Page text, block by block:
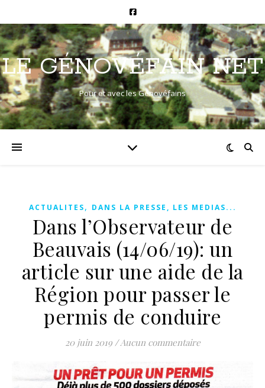
LE GÉNOVÉFAIN NET
Pour et avec les Génovéfains
ACTUALITES, DANS LA PRESSE, LES MEDIAS...
Dans l’Observateur de
Beauvais (14/06/19): un
article sur une aide de la
Région pour passer le
permis de conduire
20 juin 2019 /Aucun commentaire